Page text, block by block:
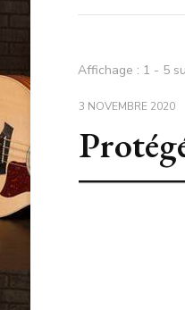
Affichage : 1 - 5
3 NOVEMBRE 2020